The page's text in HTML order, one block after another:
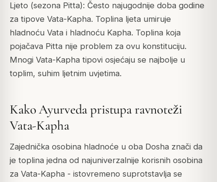
Ljeto (sezona Pitta): Često najugodnije doba godine
za tipove Vata-Kapha. Toplina ljeta umiruje
hladnoću Vata i hladnoću Kapha. Toplina koja
pojačava Pitta nije problem za ovu konstituciju.
Mnogi Vata-Kapha tipovi osjećaju se najbolje u
toplim, suhim ljetnim uvjetima.
Kako Ayurveda pristupa ravnoteži
Vata-Kapha
Zajednička osobina hladnoće u oba Dosha znači da
je toplina jedna od najuniverzalnije korisnih osobina
za Vata-Kapha - istovremeno suprotstavlja se